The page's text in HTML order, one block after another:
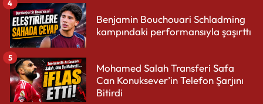
Benjamin Bouchouari Schladming
kampındaki performansıyla şaşırttı
4
Mohamed Salah Transferi Safa
Can Konuksever’in Telefon Şarjını
Bitirdi
5